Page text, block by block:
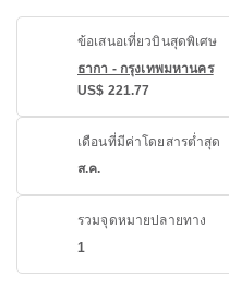
ข้อเสนอเที่ยวบินสุดพิเศษ
ธากา - กรุงเทพมหานคร
US$ 221.77
เดือนที่มีค่าโดยสารต่ำสุด
ส.ค.
รวมจุดหมายปลายทาง
1